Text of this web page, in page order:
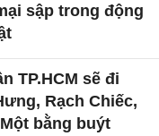
sập trong động
TP.HCM sẽ đi
Rạch Chiếc,
bằng buýt